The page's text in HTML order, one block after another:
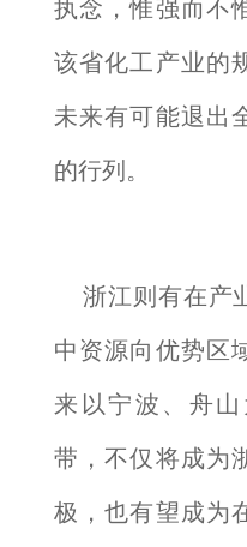
执念，惟强而不
该省化工产业的
未来有可能退出
的行列。
浙江则有在产
中资源向优势区
来以宁波、舟
带，不仅将成为
极，也有望成为